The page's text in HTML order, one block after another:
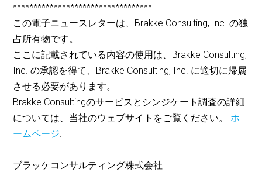
**********************************
この電子ニュースレターは、Brakke Consulting, Inc. の独
占所有物です。
ここに記載されている内容の使用は、Brakke Consulting,
Inc. の承認を得て、Brakke Consulting, Inc. に適切に帰属
させる必要があります。
Brakke Consultingのサービスとシンジケート調査の詳細
については、当社のウェブサイトをご覧ください。ホ
ームページ.
ブラッケコンサルティング株式会社